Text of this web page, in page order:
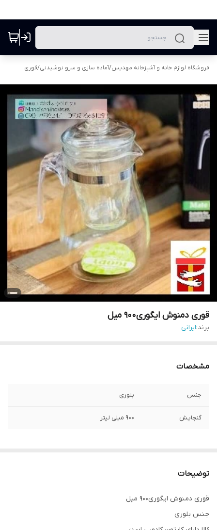
فروشگاه لوازم خانه و آشپزخانه مهدیس/آماده سازی و سرو نوشیدنی/قوری
قوری دمنوش ایگوری900 میل
برند:ایرانی
مشخصات
جنس بلوری
گنجایش 900 میلی لیتر
توضیحات
قوری دمنوش ایگوری900 میل
جنس بلوری